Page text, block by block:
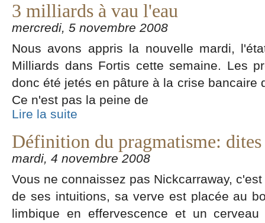
3 milliards à vau l'eau
mercredi, 5 novembre 2008
Nous avons appris la nouvelle mardi,
Milliards dans Fortis cette semaine. Les
donc été jetés en pâture à la crise bancaire
Ce n'est pas la peine de
Lire la suite
Définition du pragmatisme:
mardi, 4 novembre 2008
Vous ne connaissez pas Nickcarraway,
de ses intuitions, sa verve est placée au
limbique en effervescence et un